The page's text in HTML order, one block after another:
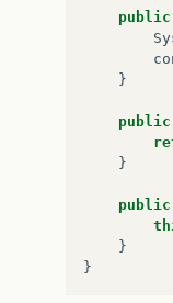
public
}
public
}
public
}
}